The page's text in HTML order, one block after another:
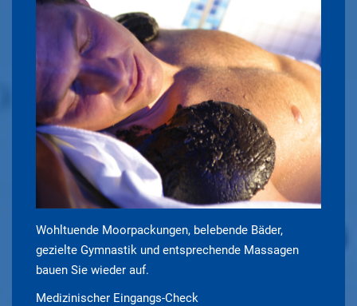
Wohltuende Moorpackungen, belebende Bäder,
gezielte Gymnastik und entsprechende Massagen
bauen Sie wieder auf.
Medizinischer Eingangs-Check